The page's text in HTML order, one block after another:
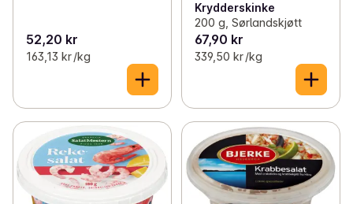
52,20 kr
163,13 kr /kg
Krydderskinke
200 g, Sørlandskjøtt
67,90 kr
339,50 kr /kg